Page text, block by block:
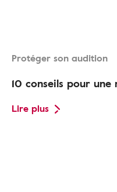
Protéger son audition
10 conseils pour
Lire plus